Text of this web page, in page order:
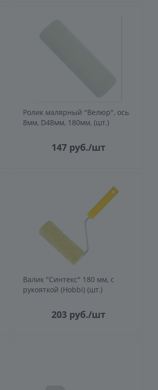
Ролик малярный "Велюр", ось
8мм, D48мм, 180мм, (шт.)
147руб./шт
Валик "Синтекс" 180 мм, с
рукояткой (Hobbi) (шт.)
203руб./шт